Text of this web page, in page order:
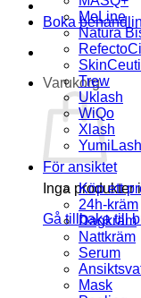
Boka
Varukorg
Inga produkter
Gå tillbaka till
MeLine
Natura
RefectoCil
Trew
Uklash
WiQo
Xlash
För ansiktet
Köp ett
24h-kräm
Dagkräm
Nattkräm
Serum
Mask